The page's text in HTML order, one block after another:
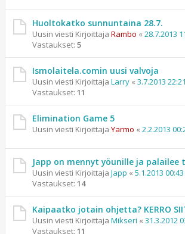
Huoltokatko sunnuntaina 28.7.
Uusin viesti Kirjoittaja Rambo « 28.7.2013
Vastaukset: 5
Ismolaitela.comin uusi valvoja
Uusin viesti Kirjoittaja Larry « 3.7.2013 22:21
Vastaukset: 11
Elimination Game 5
Uusin viesti Kirjoittaja Yarmo « 2.2.2013
Japp on mennyt yöunille ja palailee
Uusin viesti Kirjoittaja Japp « 5.1.2013 00:43
Vastaukset: 14
Kaipaatko jotain ohjetta? KERRO
Uusin viesti Kirjoittaja Mikseri « 31.3.2012
Vastaukset: 11